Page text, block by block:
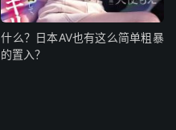
什么？日本AV也有这么简单粗暴
的置入？